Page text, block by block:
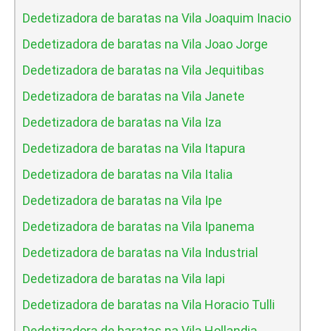
Dedetizadora de baratas na Vila Joaquim Inacio
Dedetizadora de baratas na Vila Joao Jorge
Dedetizadora de baratas na Vila Jequitibas
Dedetizadora de baratas na Vila Janete
Dedetizadora de baratas na Vila Iza
Dedetizadora de baratas na Vila Itapura
Dedetizadora de baratas na Vila Italia
Dedetizadora de baratas na Vila Ipe
Dedetizadora de baratas na Vila Ipanema
Dedetizadora de baratas na Vila Industrial
Dedetizadora de baratas na Vila Iapi
Dedetizadora de baratas na Vila Horacio Tulli